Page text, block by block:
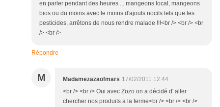
en parler pendant des heures ... mangeons local, mangeons
bios ou du moins avec le moins d'ajouts nocifs tels que les
pesticides, arrêtons de nous rendre malade !!!<br /> <br /> <br
/> <br />
Répondre
M Madamezazaofmars 17/02/2011 12:44
<br /> <br /> Oui avec Zozo on a décidé d' aller
chercher nos produits a la ferme<br /> <br /> <br />